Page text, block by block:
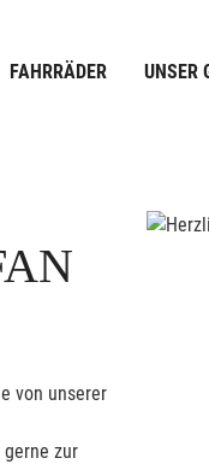
FAHRRÄDER UNSER
von unserer
zur